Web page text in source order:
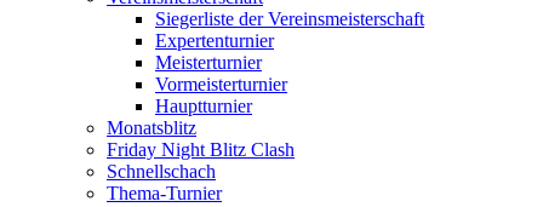
Siegerliste der Vereinsmeisterschaft
Expertenturnier
Meisterturnier
Vormeisterturnier
Hauptturnier
Monatsblitz
Friday Night Blitz Clash
Schnellschach
Thema-Turnier